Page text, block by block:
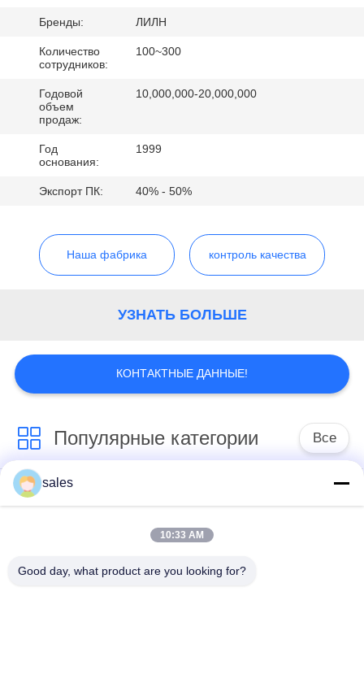
КАЧЕСТВА
СВЯЖИТЕСЬ
МЫ
НОВОСТИ
СЛУЧАИ
СПРОСИТЕ
ЦИТАТУ
САЙТА
КОНФИДЕНЦИАЛЬНОСТИ
Бренды: ЛИЛН
Количество
сотрудников:
100~300
Годовой
объем
продаж:
10,000,000-20,000,000
Год
основания:
1999
Экспорт ПК: 40% - 50%
Наша фабрика контроль качества
УЗНАТЬ БОЛЬШЕ
КОНТАКТНЫЕ ДАННЫЕ!
Популярные категории Все
Ретрактабле
монитор
монитор & Мик
переговоров
подъем монитора
sales
10:33 AM
Good day, what product are you looking for?